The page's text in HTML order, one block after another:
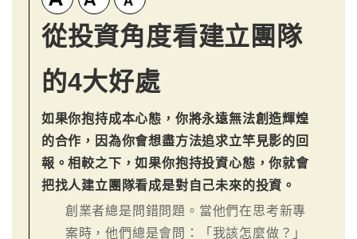
從投資角度看建立團隊
的4大好處
如果你抱持成本心態，你將永遠無法創造輝煌
的合作，因為你會想盡方法追求立竿見影的回
報。相較之下，如果你抱持投資心態，你就會
把找人建立團隊看成是對自己未來的投資。
創業者總是問錯問題。當他們在思考新專
案時，他們總是會問：「我該怎麼做？」